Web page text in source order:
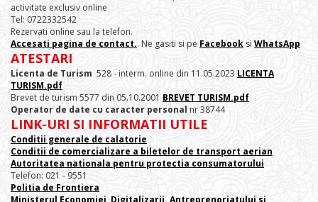
activitate exclusiv online
Tel: 0722332542
Rezervati online sau la telefon.
Accesati pagina de contact.. Ne gasiti si pe Facebook si WhatsApp
ATESTARI
Licenta de Turism 528 - interm. online din 11.05.2023 LICENTA
TURISM.pdf
Brevet de turism 5577 din 05.10.2001 BREVET TURISM.pdf
Operator de date cu caracter personal nr 38744
LINK-URI SI INFORMATII UTILE
Conditii generale de calatorie
Conditii de comercializare a biletelor de transport aerian
Autoritatea nationala pentru protectia consumatorului
Telefon: 021 - 9551
Politia de Frontiera